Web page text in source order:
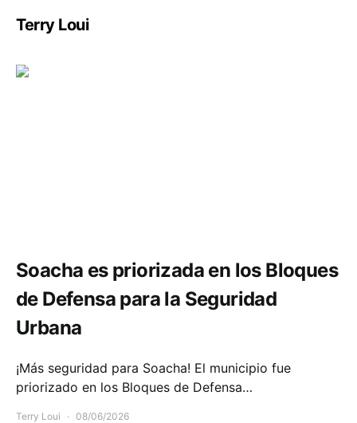
Terry Loui
Soacha es priorizada en los Bloques
de Defensa para la Seguridad
Urbana
¡Más seguridad para Soacha! El municipio fue
priorizado en los Bloques de Defensa…
Terry Loui 08/06/2026